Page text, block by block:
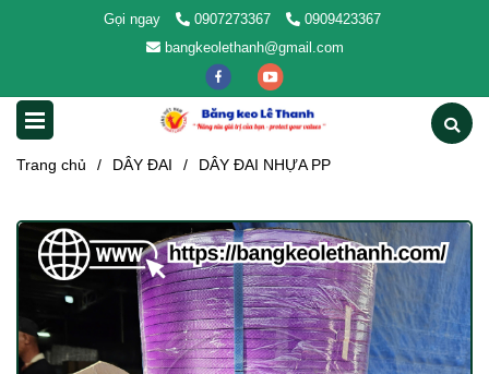
Gọi ngay 0907273367
0909423367
bangkeolethanh@gmail.com
Trang chủ / DÂY ĐAI / DÂY ĐAI NHỰA PP